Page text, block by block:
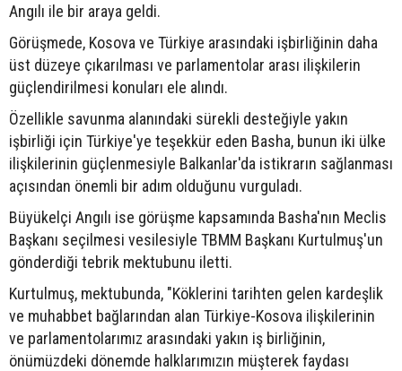
Angılı ile bir araya geldi.
Görüşmede, Kosova ve Türkiye arasındaki işbirliğinin daha
üst düzeye çıkarılması ve parlamentolar arası ilişkilerin
güçlendirilmesi konuları ele alındı.
Özellikle savunma alanındaki sürekli desteğiyle yakın
işbirliği için Türkiye'ye teşekkür eden Basha, bunun iki ülke
ilişkilerinin güçlenmesiyle Balkanlar'da istikrarın sağlanması
açısından önemli bir adım olduğunu vurguladı.
Büyükelçi Angılı ise görüşme kapsamında Basha'nın Meclis
Başkanı seçilmesi vesilesiyle TBMM Başkanı Kurtulmuş'un
gönderdiği tebrik mektubunu iletti.
Kurtulmuş, mektubunda, "Köklerini tarihten gelen kardeşlik
ve muhabbet bağlarından alan Türkiye-Kosova ilişkilerinin
ve parlamentolarımız arasındaki yakın iş birliğinin,
önümüzdeki dönemde halklarımızın müşterek faydası